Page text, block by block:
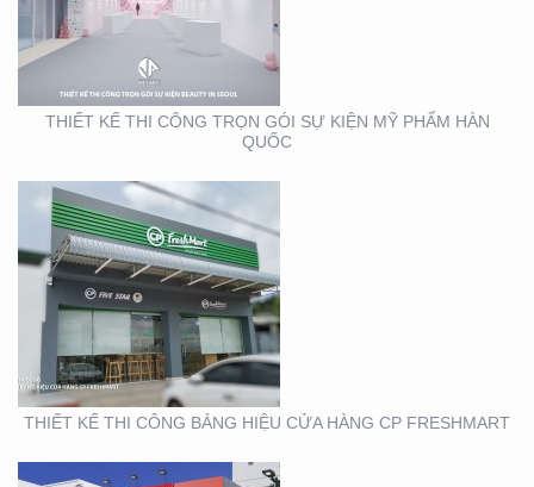
THIẾT KẾ THI CÔNG TRỌN GÓI SỰ KIỆN MỸ PHẨM HÀN
QUỐC
BẢNG HIỆU CỬA HÀNG
CP FRESHMART
THIẾT KẾ THI CÔNG BẢNG HIỆU CỬA HÀNG CP FRESHMART
THIẾT KẾ THI CÔNG
BẢNG HIỆU CHUỖI CỬA
HÀNG CP FRSHSHOP